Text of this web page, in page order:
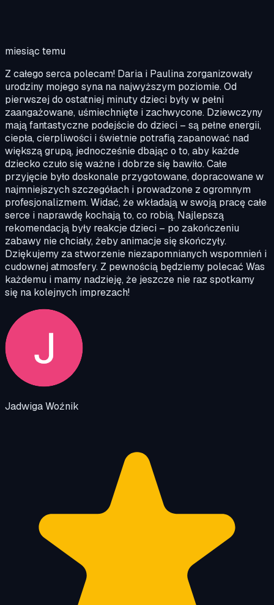
miesiąc temu
Z całego serca polecam! Daria i Paulina zorganizowały
urodziny mojego syna na najwyższym poziomie. Od
pierwszej do ostatniej minuty dzieci były w pełni
zaangażowane, uśmiechnięte i zachwycone. Dziewczyny
mają fantastyczne podejście do dzieci – są pełne energii,
ciepła, cierpliwości i świetnie potrafią zapanować nad
większą grupą, jednocześnie dbając o to, aby każde
dziecko czuło się ważne i dobrze się bawiło. Całe
przyjęcie było doskonale przygotowane, dopracowane w
najmniejszych szczegółach i prowadzone z ogromnym
profesjonalizmem. Widać, że wkładają w swoją pracę całe
serce i naprawdę kochają to, co robią. Najlepszą
rekomendacją były reakcje dzieci – po zakończeniu
zabawy nie chciały, żeby animacje się skończyły.
Dziękujemy za stworzenie niezapomnianych wspomnień i
cudownej atmosfery. Z pewnością będziemy polecać Was
każdemu i mamy nadzieję, że jeszcze nie raz spotkamy
się na kolejnych imprezach!
Jadwiga Woźnik